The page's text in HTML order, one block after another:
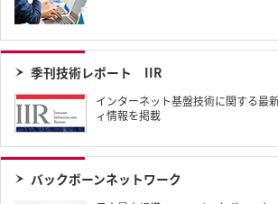
季刊技術レポート IIR​
インターネット基盤技術に関する最
ィ情報を掲載
バックボーンネットワーク